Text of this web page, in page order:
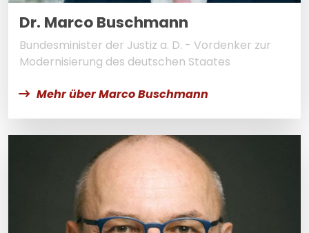
Dr. Marco Buschmann
Bundesminister der Justiz a. D. - Vordenker zur
Modernisierung des deutschen Staates
Mehr über Marco Buschmann